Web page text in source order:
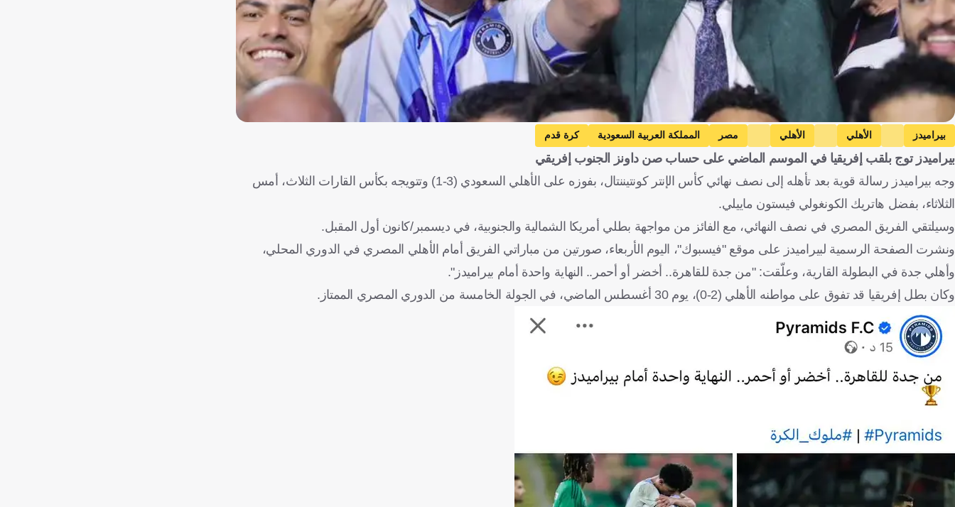
بيراميدز الأهلي الأهلي مصر المملكة العربية السعودية كرة قدم
بيراميدز توج بلقب إفريقيا في الموسم الماضي على حساب صن داونز الجنوب إفريقي
وجه بيراميدز رسالة قوية بعد تأهله إلى نصف نهائي كأس الإنتر كونتيننتال، بفوزه على الأهلي السعودي (3-1) وتتويجه بكأس القارات الثلاث، أمس
الثلاثاء، بفضل هاتريك الكونغولي فيستون ماييلي.
وسيلتقي الفريق المصري في نصف النهائي، مع الفائز من مواجهة بطلي أمريكا الشمالية والجنوبية، في ديسمبر/كانون أول المقبل.
ونشرت الصفحة الرسمية لبيراميدز على موقع "فيسبوك"، اليوم الأربعاء، صورتين من مباراتي الفريق أمام الأهلي المصري في الدوري المحلي،
وأهلي جدة في البطولة القارية، وعلّقت: "من جدة للقاهرة.. أخضر أو أحمر.. النهاية واحدة أمام بيراميدز".
وكان بطل إفريقيا قد تفوق على مواطنه الأهلي (2-0)، يوم 30 أغسطس الماضي، في الجولة الخامسة من الدوري المصري الممتاز.